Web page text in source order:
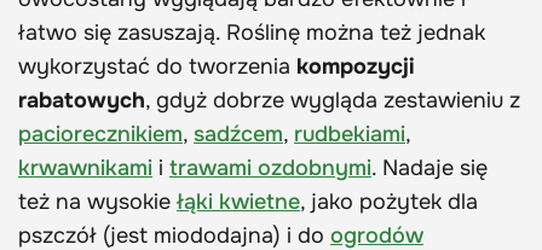
łatwo się zasuszają. Roślinę można też jednak
wykorzystać do tworzenia kompozycji
rabatowych, gdyż dobrze wygląda zestawieniu z
paciorecznikiem, sadźcem, rudbekiami,
krwawnikami i trawami ozdobnymi. Nadaje się
też na wysokie łąki kwietne, jako pożytek dla
pszczół (jest miododajna) i do ogrodów